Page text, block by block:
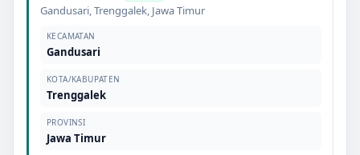
Gandusari,Trenggalek, Jawa Timur
KECAMATAN
Gandusari
KOTA/KABUPATEN
Trenggalek
PROVINSI
Jawa Timur